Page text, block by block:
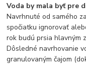
Voda by mala byť pre
Navrhnuté od samého
spočiatku ignorovať
rok budú prsia hlavným
Dôsledné navrhovanie
granulovaným čajom